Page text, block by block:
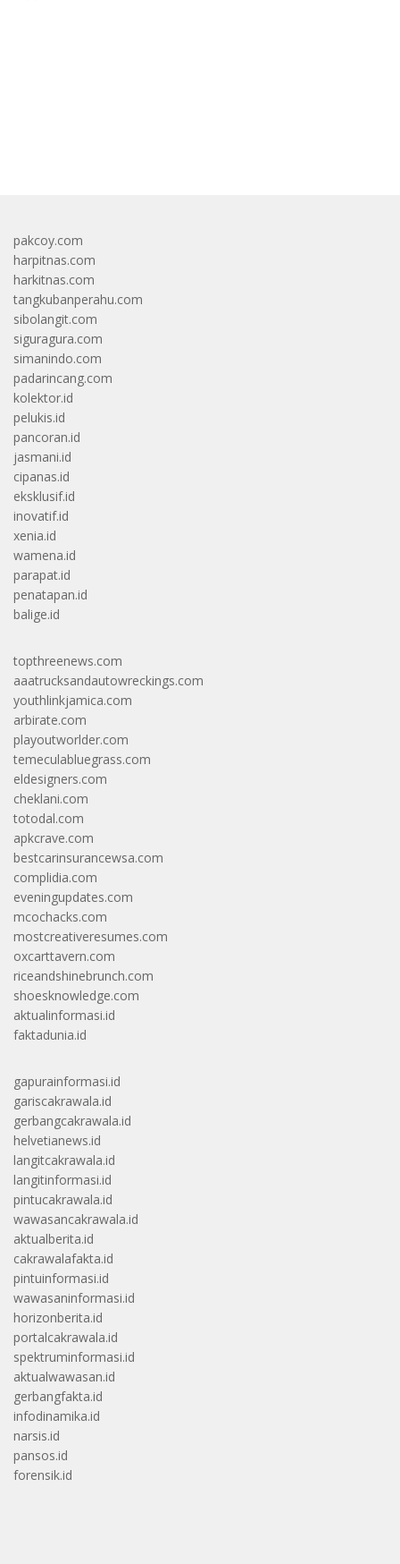
pakcoy.com
harpitnas.com
harkitnas.com
tangkubanperahu.com
sibolangit.com
siguragura.com
simanindo.com
padarincang.com
kolektor.id
pelukis.id
pancoran.id
jasmani.id
cipanas.id
eksklusif.id
inovatif.id
xenia.id
wamena.id
parapat.id
penatapan.id
balige.id
topthreenews.com
aaatrucksandautowreckings.com
youthlinkjamica.com
arbirate.com
playoutworlder.com
temeculabluegrass.com
eldesigners.com
cheklani.com
totodal.com
apkcrave.com
bestcarinsurancewsa.com
complidia.com
eveningupdates.com
mcochacks.com
mostcreativeresumes.com
oxcarttavern.com
riceandshinebrunch.com
shoesknowledge.com
aktualinformasi.id
faktadunia.id
gapurainformasi.id
gariscakrawala.id
gerbangcakrawala.id
helvetianews.id
langitcakrawala.id
langitinformasi.id
pintucakrawala.id
wawasancakrawala.id
aktualberita.id
cakrawalafakta.id
pintuinformasi.id
wawasaninformasi.id
horizonberita.id
portalcakrawala.id
spektruminformasi.id
aktualwawasan.id
gerbangfakta.id
infodinamika.id
narsis.id
pansos.id
forensik.id